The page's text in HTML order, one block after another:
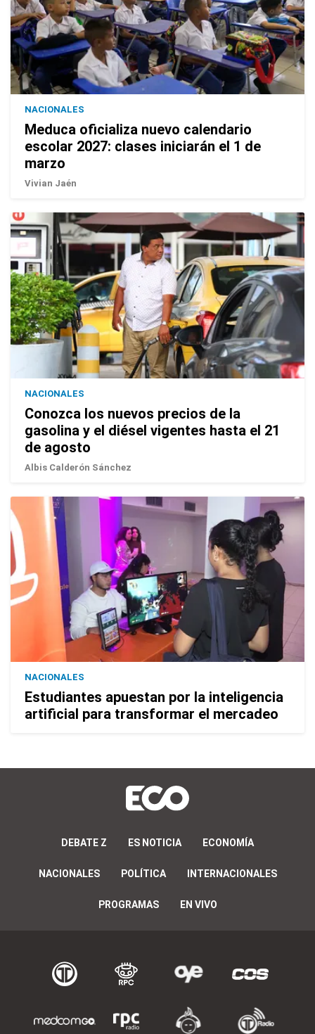
NACIONALES
Meduca oficializa nuevo calendario
escolar 2027: clases iniciarán el 1 de
marzo
Vivian Jaén
NACIONALES
Conozca los nuevos precios de la
gasolina y el diésel vigentes hasta el 21
de agosto
Albis Calderón Sánchez
NACIONALES
Estudiantes apuestan por la inteligencia
artificial para transformar el mercadeo
DEBATE Z ES NOTICIA ECONOMÍA
NACIONALES POLÍTICA INTERNACIONALES
PROGRAMAS EN VIVO